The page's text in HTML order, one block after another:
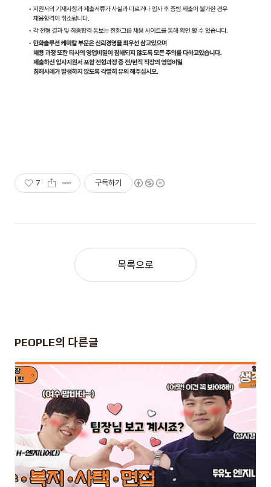
7 구독하기
목록으로
PEOPLE의 다른글